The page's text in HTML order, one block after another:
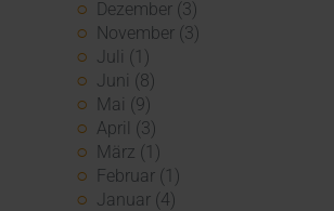
Dezember (3)
November (3)
Juli (1)
Juni (8)
Mai (9)
April (3)
März (1)
Februar (1)
Januar (4)